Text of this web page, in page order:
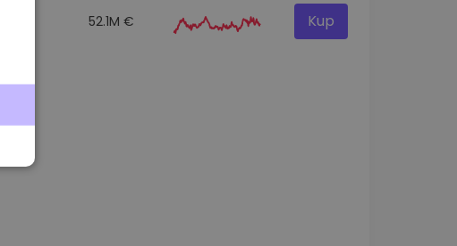
52.1M € Kup